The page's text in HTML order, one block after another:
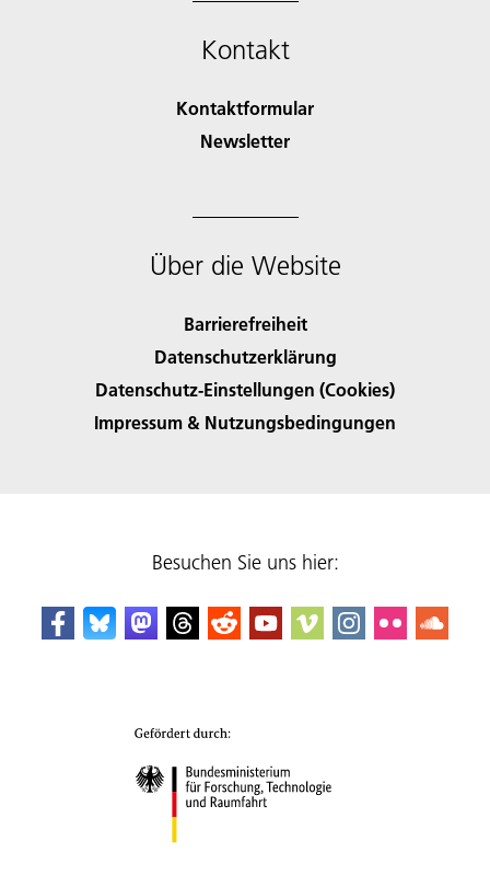
Kontakt
Kontaktformular
Newsletter
Über die Website
Barrierefreiheit
Datenschutzerklärung
Datenschutz-Einstellungen (Cookies)
Impressum & Nutzungsbedingungen
Besuchen Sie uns hier: